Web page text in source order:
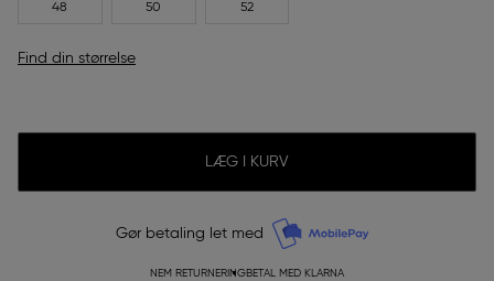
48 50 52
Find din størrelse
LÆG I KURV
Gør betaling let med
NEM RETURNERINGBETAL MED KLARNA